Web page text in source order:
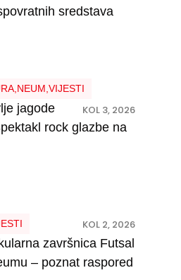
sredstava
, NEUM VIJESTI
KOL 3, 2026
jagode
rock glazbe na
KOL 2, 2026
završnica Futsal
– poznat raspored